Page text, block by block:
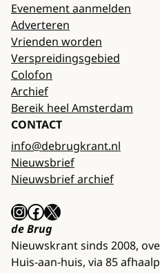
Evenement aanmelden
Adverteren
Vrienden worden
Verspreidingsgebied
Colofon
Archief
Bereik heel Amsterdam
CONTACT
info@debrugkrant.nl
Nieuwsbrief
Nieuwsbrief archief
InstagramFacebook X
de Brug
Nieuwskrant sinds 2008,
Huis-aan-huis, via 85